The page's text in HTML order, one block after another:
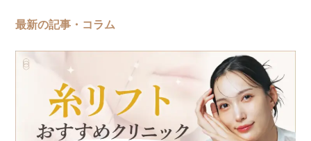
最新の記事・コラム